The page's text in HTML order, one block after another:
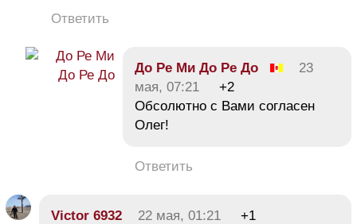
Ответить
До Ре Ми До Ре До
23
мая, 07:21
+2
Обсолютно с Вами согласен
Олег!
Ответить
Victor 6932 22 мая, 01:21
+1